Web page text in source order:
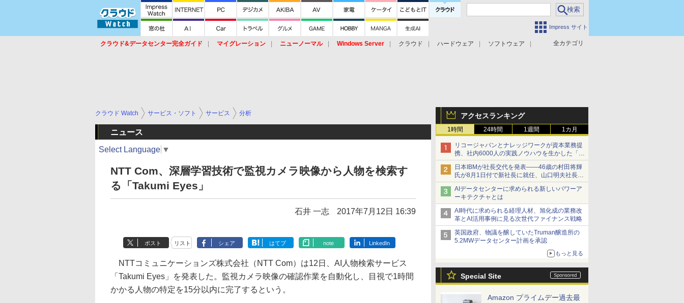
Impress サイト
全カテゴリ
クラウド&データセンター完全ガイド マイグレーション ニューノーマル Windows Server クラウド ハードウェア
ソフトウェア
アクセスランキング
1時間 24時間 1週間 1カ月
リコージャパンとナレッジワークが資本業務提
携、社内6000人の実践ノウハウを生かした「AI
商談記録 for RICOH」を展開へ
日本IBMが社長交代を発表――46歳の村田将輝
氏が8月1日付で新社長に就任、山口明夫社長は
会長へ
AIデータセンターに求められる新しいパワーア
ーキテクチャとは
AI時代に求められる経理人材、旭化成の業務改
革とAI活用事例に見る次世代ファイナンス戦略
英国政府、物議を醸していたTruman醸造所の
5.2MWデータセンター計画を承認
もっと見る
Special Site
Amazon プライムデー過去最
クラウド Watch サービス・ソフト サービス 分析
ニュース
Select Language ▼
NTT Com、深層学習技術で監視カメラ映像から人物を検索す
る「Takumi Eyes」
石井 一志 2017年7月12日 16:39
ポスト リスト シェア はてブ note LinkedIn
NTTコミュニケーションズ株式会社（NTT Com）は12日、AI人物検索サービス
「Takumi Eyes」を発表した。監視カメラ映像の確認作業を自動化し、目視で1時間
かかる人物の特定を15分以内に完了するという。